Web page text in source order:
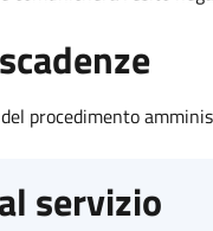
procedimento
servizio